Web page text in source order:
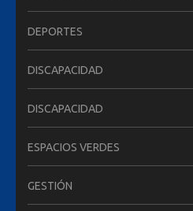
DEPORTES
DISCAPACIDAD
DISCAPACIDAD
ESPACIOS VERDES
GESTIÓN